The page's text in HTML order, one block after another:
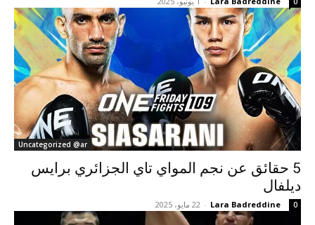
Uncategorized @ar
5 حقائق عن نجم المواي تاي الجزائري برايس
ديلفال
Lara Badreddine
- 22 مايو، 2025 0